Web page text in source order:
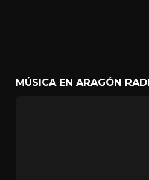
MÚSICA EN ARAGÓN